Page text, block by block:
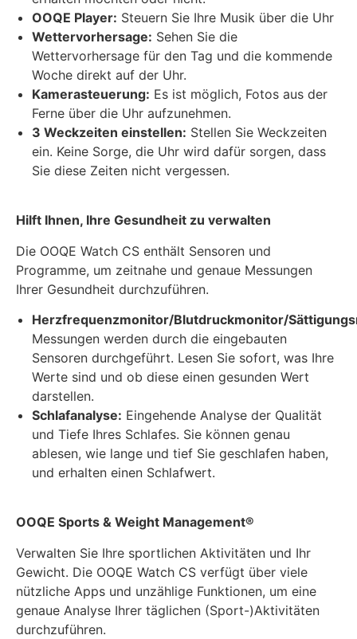
OOQE Player: Steuern Sie Ihre Musik über die Uhr
Wettervorhersage: Sehen Sie die
Wettervorhersage für den Tag und die kommende
Woche direkt auf der Uhr.
Kamerasteuerung: Es ist möglich, Fotos aus der
Ferne über die Uhr aufzunehmen.
3 Weckzeiten einstellen: Stellen Sie Weckzeiten
ein. Keine Sorge, die Uhr wird dafür sorgen, dass
Sie diese Zeiten nicht vergessen.
Hilft Ihnen, Ihre Gesundheit zu verwalten
Die OOQE Watch CS enthält Sensoren und
Programme, um zeitnahe und genaue Messungen
Ihrer Gesundheit durchzuführen.
Herzfrequenzmonitor/Blutdruckmonitor/
Messungen werden durch die eingebauten
Sensoren durchgeführt. Lesen Sie sofort, was Ihre
Werte sind und ob diese einen gesunden Wert
darstellen.
Schlafanalyse: Eingehende Analyse der Qualität
und Tiefe Ihres Schlafes. Sie können genau
ablesen, wie lange und tief Sie geschlafen haben,
und erhalten einen Schlafwert.
OOQE Sports & Weight Management®
Verwalten Sie Ihre sportlichen Aktivitäten und Ihr
Gewicht. Die OOQE Watch CS verfügt über viele
nützliche Apps und unzählige Funktionen, um eine
genaue Analyse Ihrer täglichen (Sport-)Aktivitäten
durchzuführen.